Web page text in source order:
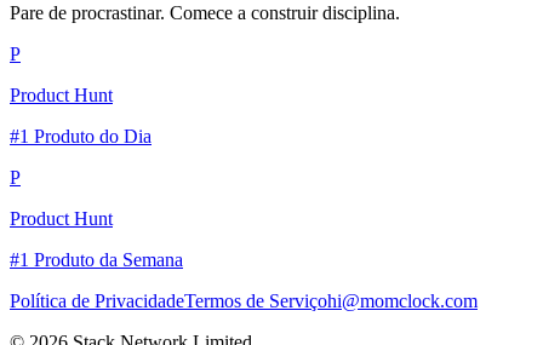
Pare de procrastinar. Comece a construir disciplina.
P
Product Hunt
#1 Produto do Dia
P
Product Hunt
#1 Produto da Semana
Política de PrivacidadeTermos de Serviçohi@momclock.com